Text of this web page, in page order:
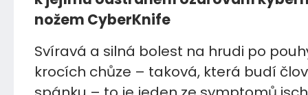
nožem CyberKnife
Svíravá a silná bolest na hrudi po
krocích chůze – taková, která budí